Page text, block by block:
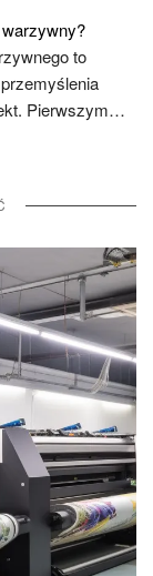
to
Pierwszym…